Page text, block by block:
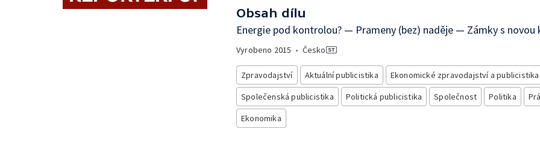
Obsah dílu
Energie pod kontrolou? — Prameny (bez) naděje — Zámky s novou
Vyrobeno 2015 • Česko
Zpravodajství Aktuální publicistika
Ekonomické zpravodajství a publicistika
Společenská publicistika
Politická publicistika Společnost Politika
Ekonomika